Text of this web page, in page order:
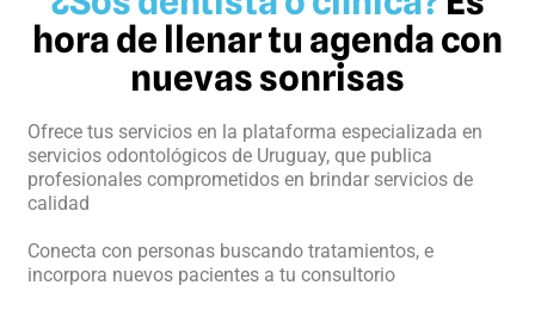
hora de llenar tu agenda con
nuevas sonrisas
Ofrece tus servicios en la plataforma especializada en
servicios odontológicos de Uruguay, que publica
profesionales comprometidos en brindar servicios de
calidad
Conecta con personas buscando tratamientos, e
incorpora nuevos pacientes a tu consultorio